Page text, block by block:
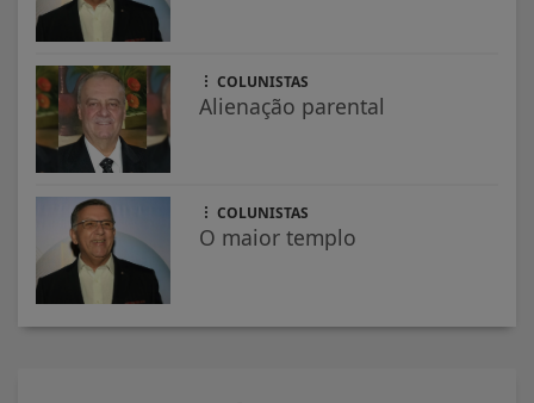
COLUNISTAS
Alienação parental
COLUNISTAS
O maior templo